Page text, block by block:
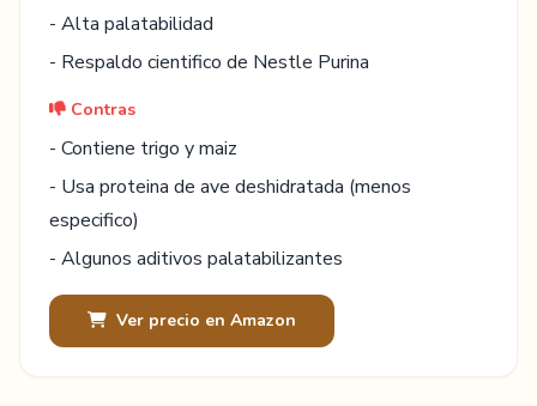
- Alta palatabilidad
- Respaldo cientifico de Nestle Purina
Contras
- Contiene trigo y maiz
- Usa proteina de ave deshidratada (menos
especifico)
- Algunos aditivos palatabilizantes
Ver precio en Amazon